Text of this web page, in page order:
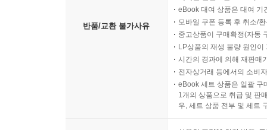
반품/교환 불가사유
eBook 대여 상품은 대여 기
모바일 쿠폰 등록 후 취소/
중고상품이 구매확정(자동
LP상품의 재생 불량 원인
시간의 경과에 의해 재판매
전자상거래 등에서의 소비
eBook 세트 상품은 일괄 구
1개의 상품으로 취급 및 판
우, 세트 상품 전부 및 세트